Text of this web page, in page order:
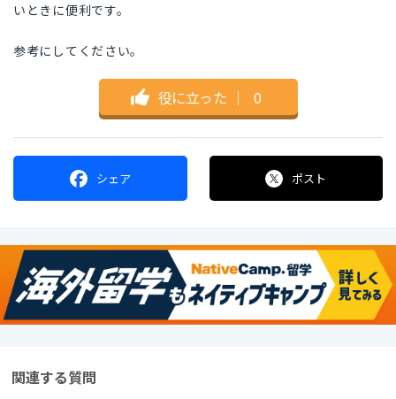
いときに便利です。
参考にしてください。
役に立った ｜ 0
シェア ポスト
関連する質問